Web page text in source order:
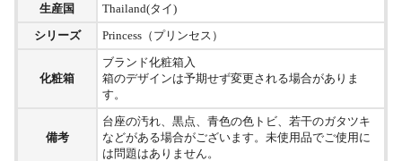
生産国
Thailand(タイ)
シリーズ
Princess（プリンセス）
化粧箱
ブランド化粧箱入
箱のデザインは予期せず変更される場合がありま
す。
備考
台座の汚れ、黒点、青色の色トビ、若干のガタツキ
などがある場合がございます。未使用品でご使用に
は問題はありません。